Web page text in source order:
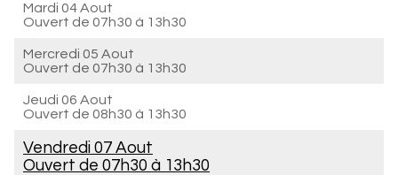
Mardi 04 Aout
Ouvert de 07h30 à 13h30
Mercredi 05 Aout
Ouvert de 07h30 à 13h30
Jeudi 06 Aout
Ouvert de 08h30 à 13h30
Vendredi 07 Aout
Ouvert de 07h30 à 13h30